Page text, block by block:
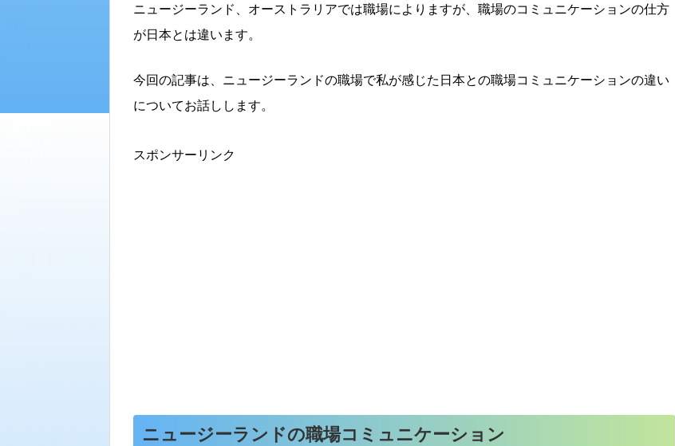
ニュージーランド、オーストラリアでは職場によりますが、職場のコミュニケーションの仕方
が日本とは違います。
今回の記事は、ニュージーランドの職場で私が感じた日本との職場コミュニケーションの違い
についてお話しします。
スポンサーリンク
ニュージーランドの職場コミュニケーション